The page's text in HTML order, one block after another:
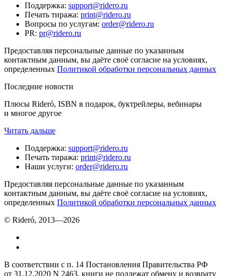
Поддержка: support@ridero.ru
Печать тиража: print@ridero.ru
Вопросы по услугам: order@ridero.ru
PR: pr@ridero.ru
Предоставляя персональные данные по указанным
контактным данным, вы даёте своё согласие на условиях,
определенных Политикой обработки персональных данных
Последние новости
Плюсы Rideró, ISBN в подарок, буктрейлеры, вебинары
и многое другое
Читать дальше
Поддержка: support@ridero.ru
Печать тиража: print@ridero.ru
Наши услуги: order@ridero.ru
Предоставляя персональные данные по указанным
контактным данным, вы даёте своё согласие на условиях,
определенных Политикой обработки персональных данных
© Rideró, 2013—2026
В соответствии с п. 14 Постановления Правительства РФ
от 31.12.2020 N 2463, книги не подлежат обмену и возврату